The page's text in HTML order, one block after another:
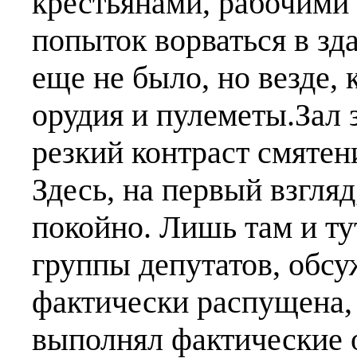
попыток ворваться в
еще не было, но везде,
орудия и
резкий контраст
Здесь, на первый
покойно. Лишь там и
группы депутатов,
фактически
выполнял фактические